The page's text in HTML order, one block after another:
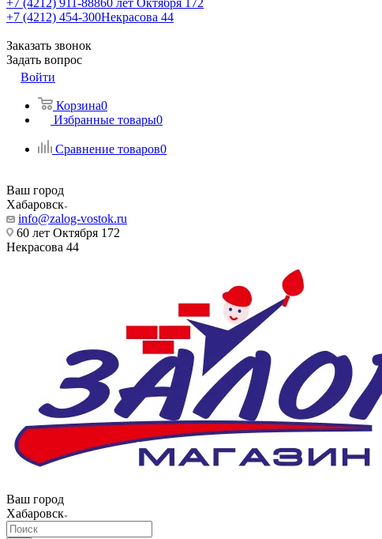
+7 (4212) 911-88860 лет Октября 172
+7 (4212) 454-300Некрасова 44
Заказать звонок
Задать вопрос
Войти
Корзина0
Избранные товары0
Сравнение товаров0
Ваш город
Хабаровск
info@zalog-vostok.ru
60 лет Октября 172
Некрасова 44
Ваш город
Хабаровск